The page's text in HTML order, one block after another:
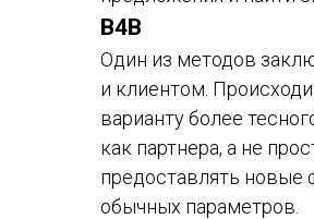
B4B
Один из методов
и клиентом.
варианту более
как партнера, а не
предоставлять новые
обычных параметров.